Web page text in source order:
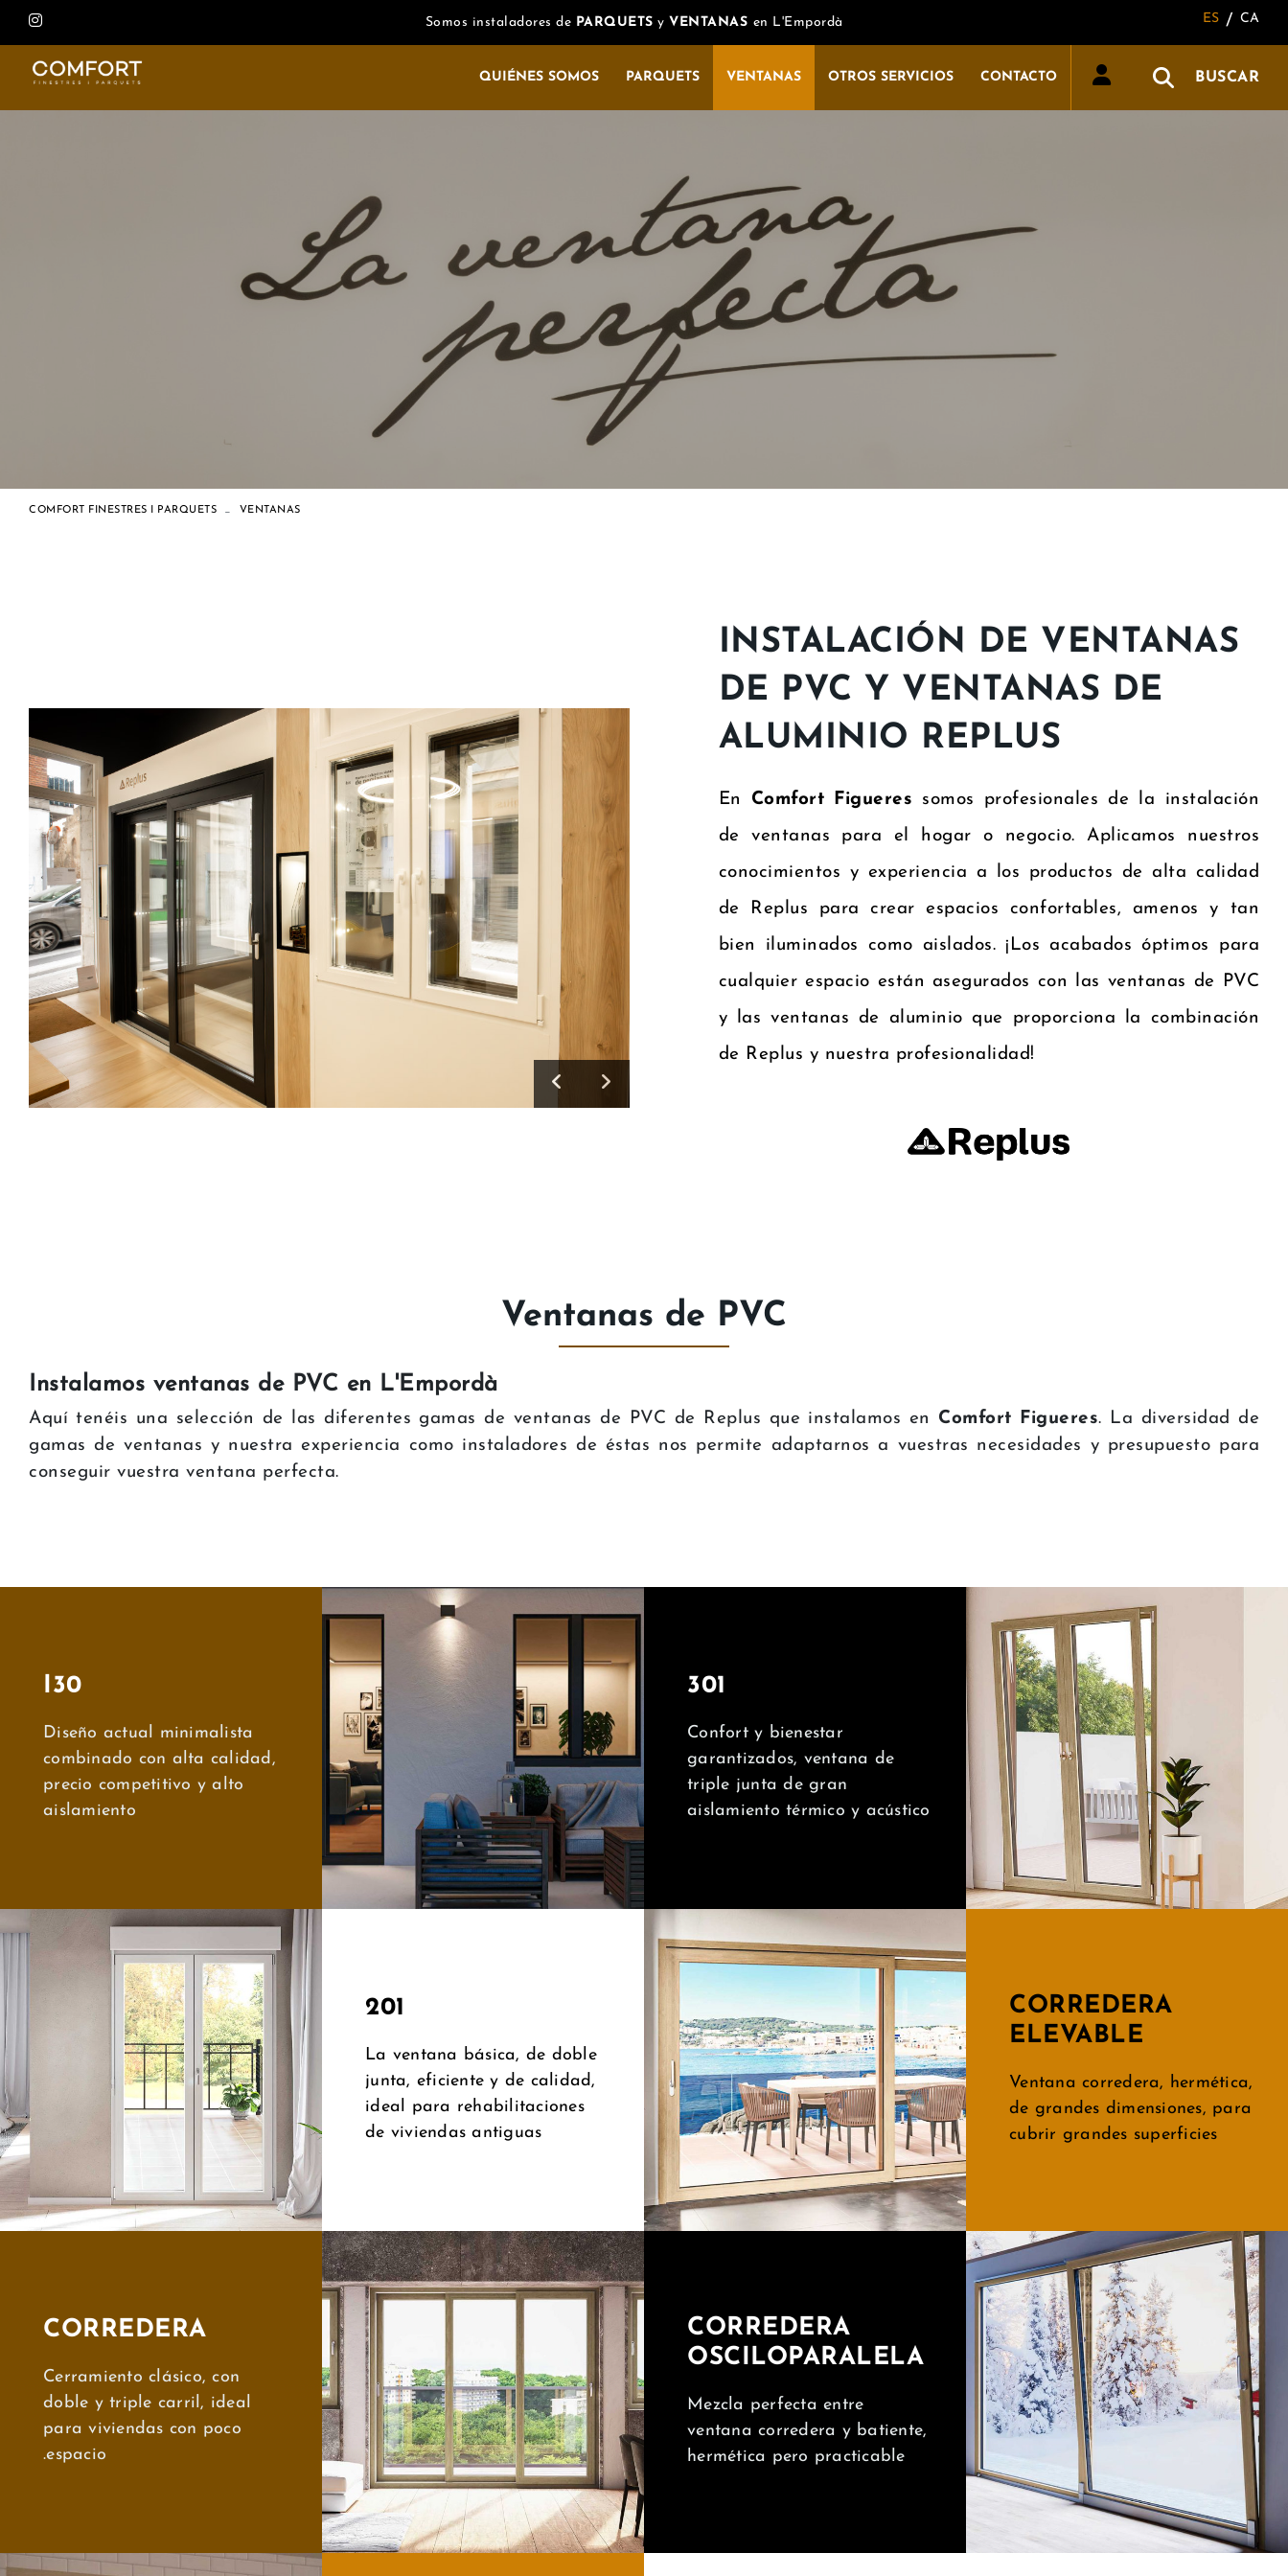
Somos instaladores de PARQUETS y VENTANAS en L'Empordà ES / CA
QUIÉNES SOMOS PARQUETS
Colección 10AK Único
Colección Bjelin-Woodura
Colección Millésime
Exterpark bambú
Exterpark madera
Exterpark tech
VENTANAS OTROS SERVICIOS CONTACTO BUSCAR
COMFORT FINESTRES I PARQUETS VENTANAS
Previous
INSTALACIÓN DE VENTANAS
DE PVC Y VENTANAS DE
ALUMINIO REPLUS
En Comfort Figueres somos profesionales de la instalación
de ventanas para el hogar o negocio. Aplicamos nuestros
conocimientos y experiencia a los productos de alta calidad
de Replus para crear espacios confortables, amenos y tan
bien iluminados como aislados. ¡Los acabados óptimos para
cualquier espacio están asegurados con las ventanas de PVC
y las ventanas de aluminio que proporciona la combinación
de Replus y nuestra profesionalidad!
Ventanas de PVC
Instalamos ventanas de PVC en L'Empordà
Aquí tenéis una selección de las diferentes gamas de ventanas de PVC de Replus que instalamos en Comfort Figueres. La diversidad de
gamas de ventanas y nuestra experiencia como instaladores de éstas nos permite adaptarnos a vuestras necesidades y presupuesto para
conseguir vuestra ventana perfecta.
I30
Diseño actual minimalista
combinado con alta calidad,
precio competitivo y alto
aislamiento
301
Confort y bienestar
garantizados, ventana de
triple junta de gran
aislamiento térmico y acústico
201
La ventana básica, de doble
junta, eficiente y de calidad,
ideal para rehabilitaciones
de viviendas antiguas
CORREDERA
ELEVABLE
Ventana corredera, hermética,
de grandes dimensiones, para
cubrir grandes superficies
CORREDERA
Cerramiento clásico, con
doble y triple carril, ideal
para viviendas con poco
espacio.
CORREDERA
OSCILOPARALELA
Mezcla perfecta entre
ventana corredera y batiente,
hermética pero practicable